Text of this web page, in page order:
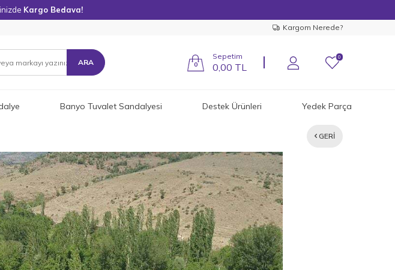
Kargo Bedava!
Kargom Nerede?
ARA 0
Sepetim
0,00 TL
0
Banyo Tuvalet Sandalyesi Destek Ürünleri Yedek Parça
GERI